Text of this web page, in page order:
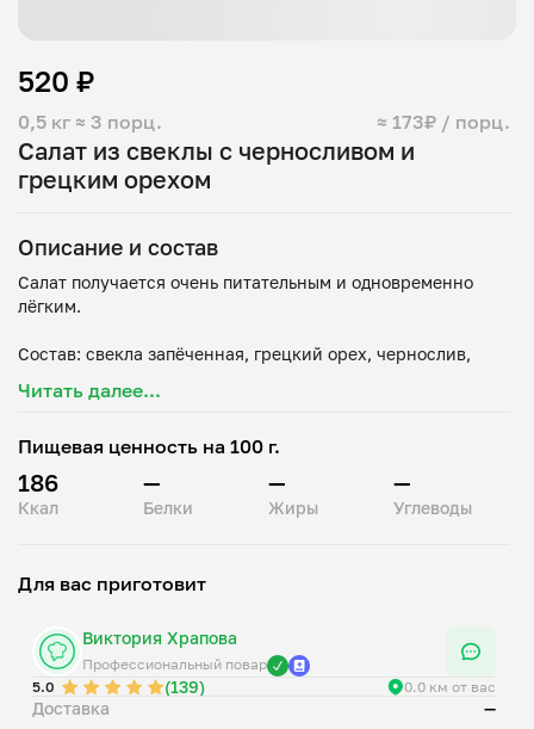
Салат из свеклы с черносливом и
грецким орехом
0,5 кг ≈ 3 порц. ≈ 173₽ / порц.
520 ₽
Описание и состав
Салат получается очень питательным и одновременно
лёгким.
Состав: свекла запëченная, грецкий орех, чернослив,
Читать далее...
Пищевая ценность на 100 г.
186
Ккал
—
Белки
—
Жиры
—
Углеводы
Для вас приготовит
Виктория Храпова
Профессиональный повар
5.0
(139) 0.0 км от вас
Доставка —